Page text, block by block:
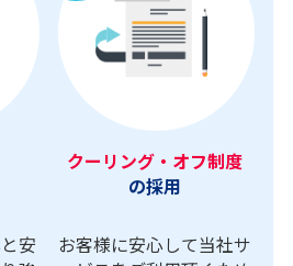
安
クーリング・オフ制度
の採用
お客様に安心して当社サ